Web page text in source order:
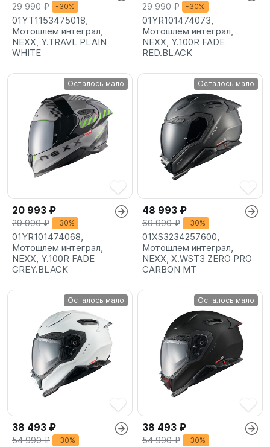
29 990 ₽ -30%
01YT1153475018,
Мотошлем интеграл,
NEXX, Y.TRAVL PLAIN
WHITE
29 990 ₽ -30%
01YR101474073,
Мотошлем интеграл,
NEXX, Y.100R FADE
RED.BLACK
Осталось мало
20 993 ₽
29 990 ₽ -30%
01YR101474068,
Мотошлем интеграл,
NEXX, Y.100R FADE
GREY.BLACK
Осталось мало
48 993 ₽
69 990 ₽ -30%
01XS3234257600,
Мотошлем интеграл,
NEXX, X.WST3 ZERO PRO
CARBON MT
Осталось мало
38 493 ₽
54 990 ₽ -30%
Осталось мало
38 493 ₽
54 990 ₽ -30%